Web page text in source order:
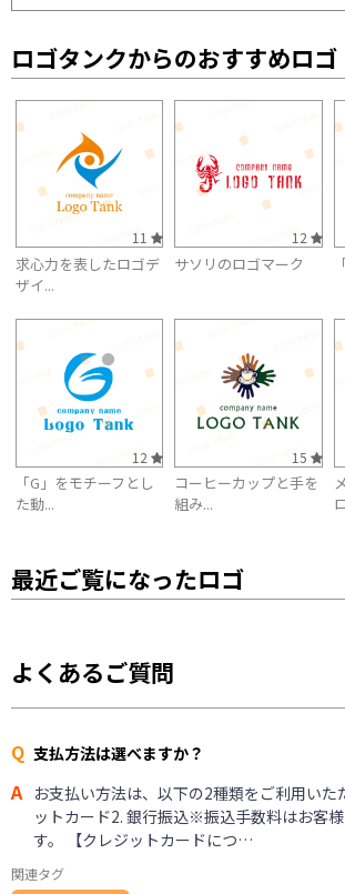
ロゴタンクからのおすすめロゴ
11
求心力を表したロゴデ
ザイ...
12
サソリのロゴマーク
12
「G」をモチーフとし
た動...
15
コーヒーカップと手を
組み...
最近ご覧になったロゴ
よくあるご質問
Q 支払方法は選べますか？
A お支払い方法は、以下の2種類をご利用いた
ットカード2. 銀行振込※振込手数料はお客
す。 【クレジットカードにつ…
関連タグ